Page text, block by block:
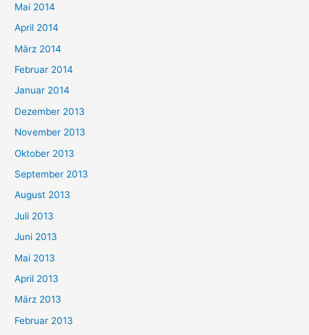
Mai 2014
April 2014
März 2014
Februar 2014
Januar 2014
Dezember 2013
November 2013
Oktober 2013
September 2013
August 2013
Juli 2013
Juni 2013
Mai 2013
April 2013
März 2013
Februar 2013